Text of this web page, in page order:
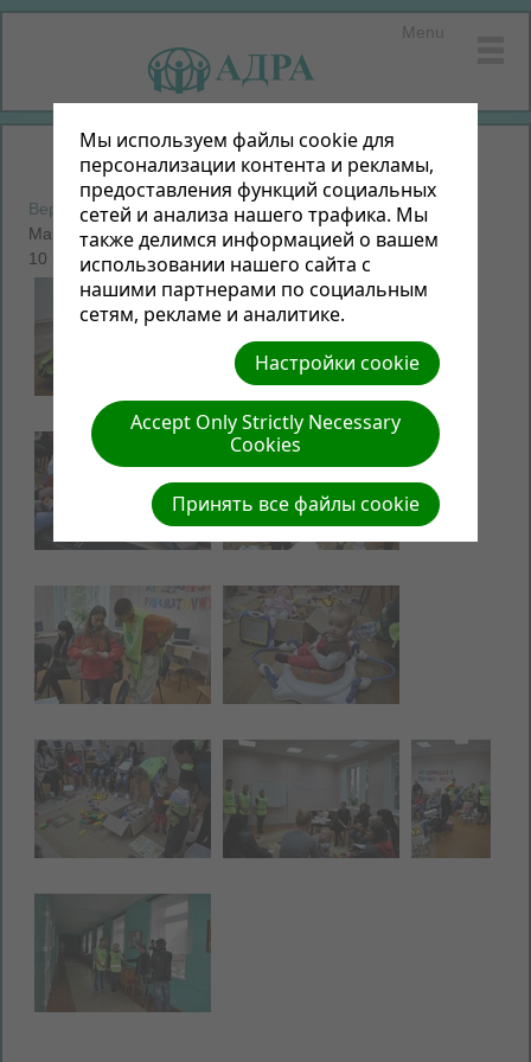
Menu
Вернуться к фотоальбомам
Мамино счастье
10 Фото | 3.6 МБ |Просмотр слайд-шоу
Мы используем файлы cookie для
персонализации контента и рекламы,
предоставления функций социальных
сетей и анализа нашего трафика. Мы
также делимся информацией о вашем
использовании нашего сайта с
нашими партнерами по социальным
сетям, рекламе и аналитике.
Настройки cookie
Accept Only Strictly Necessary
Cookies
Принять все файлы cookie